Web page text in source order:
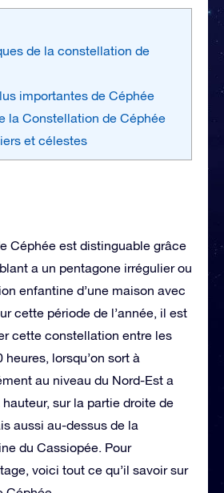
de la constellation de
importantes de Céphée
la Constellation de Céphée
et célestes
Céphée est distinguable grâce
a un pentagone irrégulier ou
enfantine d’une maison avec
cette période de l’année, il est
cette constellation entre les
lorsqu’on sort à
au niveau du Nord-Est a
sur la partie droite de
aussi au-dessus de la
du Cassiopée. Pour
voici tout ce qu’il savoir sur